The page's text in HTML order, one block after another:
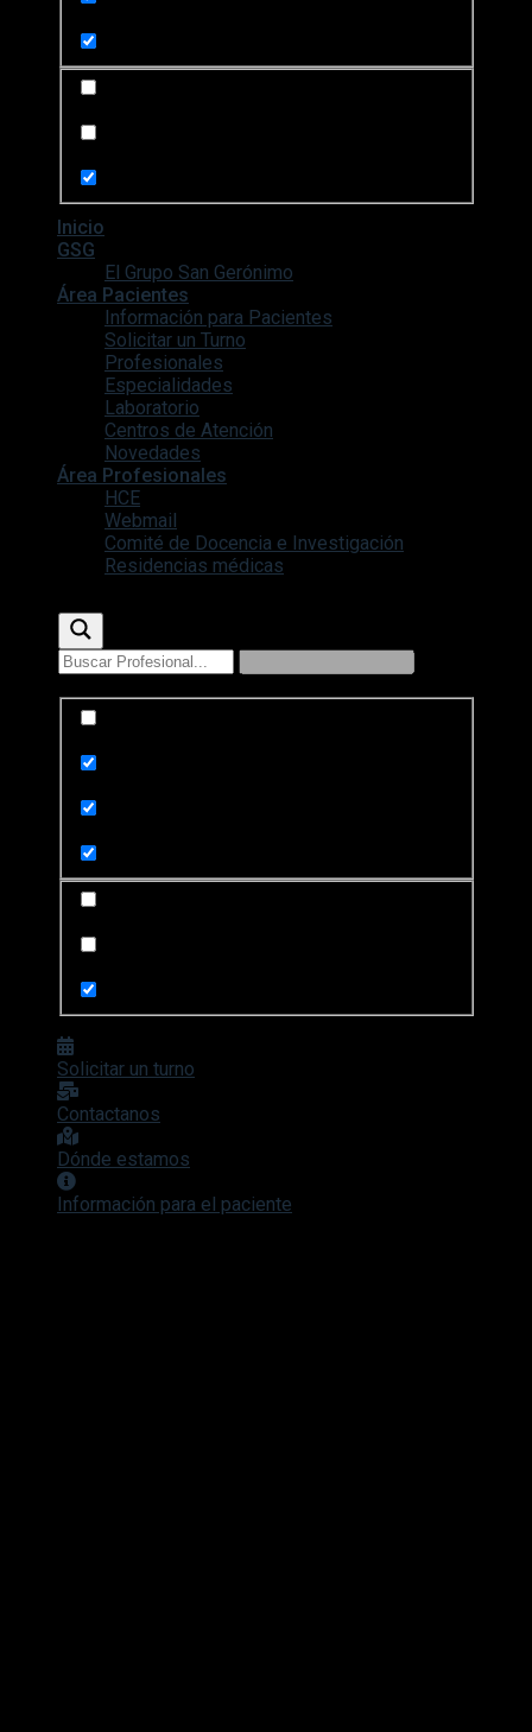
Inicio
GSG
El Grupo San Gerónimo
Área Pacientes
Información para Pacientes
Solicitar un Turno
Profesionales
Especialidades
Laboratorio
Centros de Atención
Novedades
Área Profesionales
HCE
Webmail
Comité de Docencia e Investigación
Residencias médicas
Solicitar un turno
Contactanos
Dónde estamos
Información para el paciente